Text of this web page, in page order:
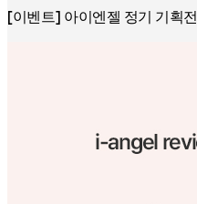
[이벤트] 아이엔젤 정기 기획전